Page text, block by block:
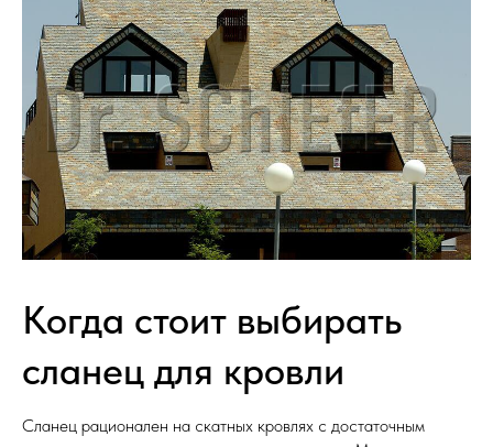
Когда стоит выбирать
сланец для кровли
Сланец рационален на скатных кровлях с достаточным